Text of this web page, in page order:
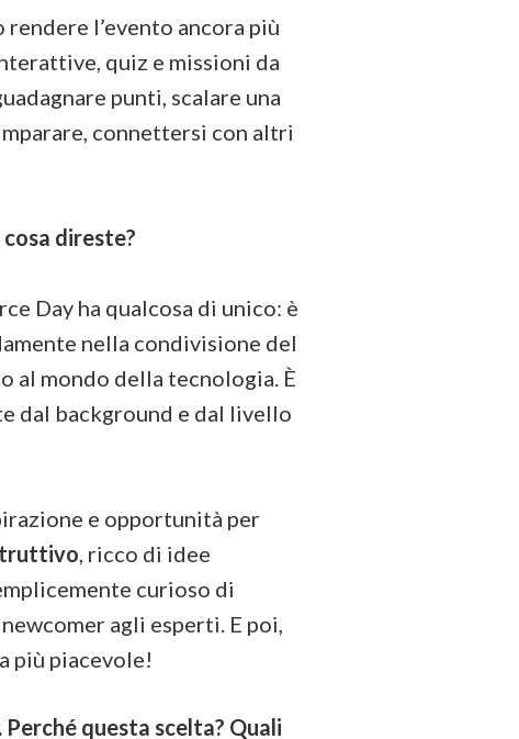
l’evento ancora più
quiz e missioni da
punti, scalare una
connettersi con altri
direste?
Day ha qualcosa di unico: è
nella condivisione del
al mondo della tecnologia. È
dal background e dal livello
e opportunità per
, ricco di idee
curioso di
newcomer agli esperti. E poi,
più piacevole!
questa scelta? Quali